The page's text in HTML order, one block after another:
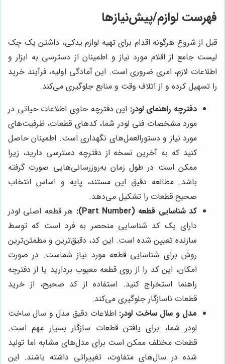
فهرست لوازم/پیش‌نیازها
قبل از شروع هرگونه اقدام برای تهیه لوازم یدکی، داشتن یک چک
لیست جامع از اقلام مورد نیاز و اطمینان از دسترسی به ابزار و
اطلاعات لازم، امری ضروری است. این آمادگی اولیه، فرآیند خرید
را تسهیل کرده و از اتلاف وقت و منابع جلوگیری می‌کند.
دفترچه راهنمای لودر: این دفترچه حاوی اطلاعات حیاتی در
مورد مشخصات فنی لودر شما، کدهای قطعات، ظرفیت‌های
مورد نیاز و دستورالعمل‌های نگهداری است. اطمینان حاصل
کنید که به آخرین نسخه از دفترچه دسترسی دارید، زیرا
ممکن است در طول زمان به‌روزرسانی‌هایی صورت گرفته
باشد. مطالعه دقیق این مستند، پایه و اساس انتخاب
صحیح قطعات را تشکیل می‌دهد.
کد شناسایی قطعه (Part Number):
هر قطعه اصلی لودر
دارای یک کد شناسایی منحصر به فرد است که توسط
سازنده تعیین شده است. این کد، دقیق‌ترین و مطمئن‌ترین
روش برای شناسایی قطعه مورد نیاز شماست. در صورت
امکان، این کد را از روی قطعه معیوب بردارید یا از دفترچه
راهنما استخراج کنید. استفاده از کد صحیح، از خرید
قطعات ناسازگار جلوگیری می‌کند.
مدل و سال ساخت لودر: اطلاعات دقیق مدل و سال ساخت
لودر شما، برای یافتن قطعات سازگار بسیار مهم است.
قطعات مختلف ممکن است برای مدل‌های مشابه اما تولید
شده در سال‌های متفاوت، تغییراتی داشته باشند. این